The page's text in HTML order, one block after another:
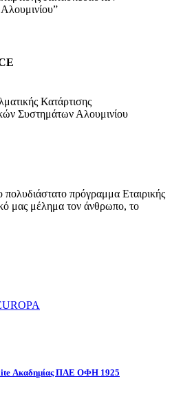
Κατάρτισης
Συστημάτων Αλουμινίου
πρόγραμμα Εταιρικής
μας μέλημα τον άνθρωπο, το
Ακαδημίας ΠΑΕ ΟΦΗ 1925